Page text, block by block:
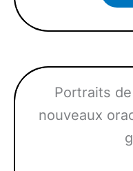
Portraits
nouveaux